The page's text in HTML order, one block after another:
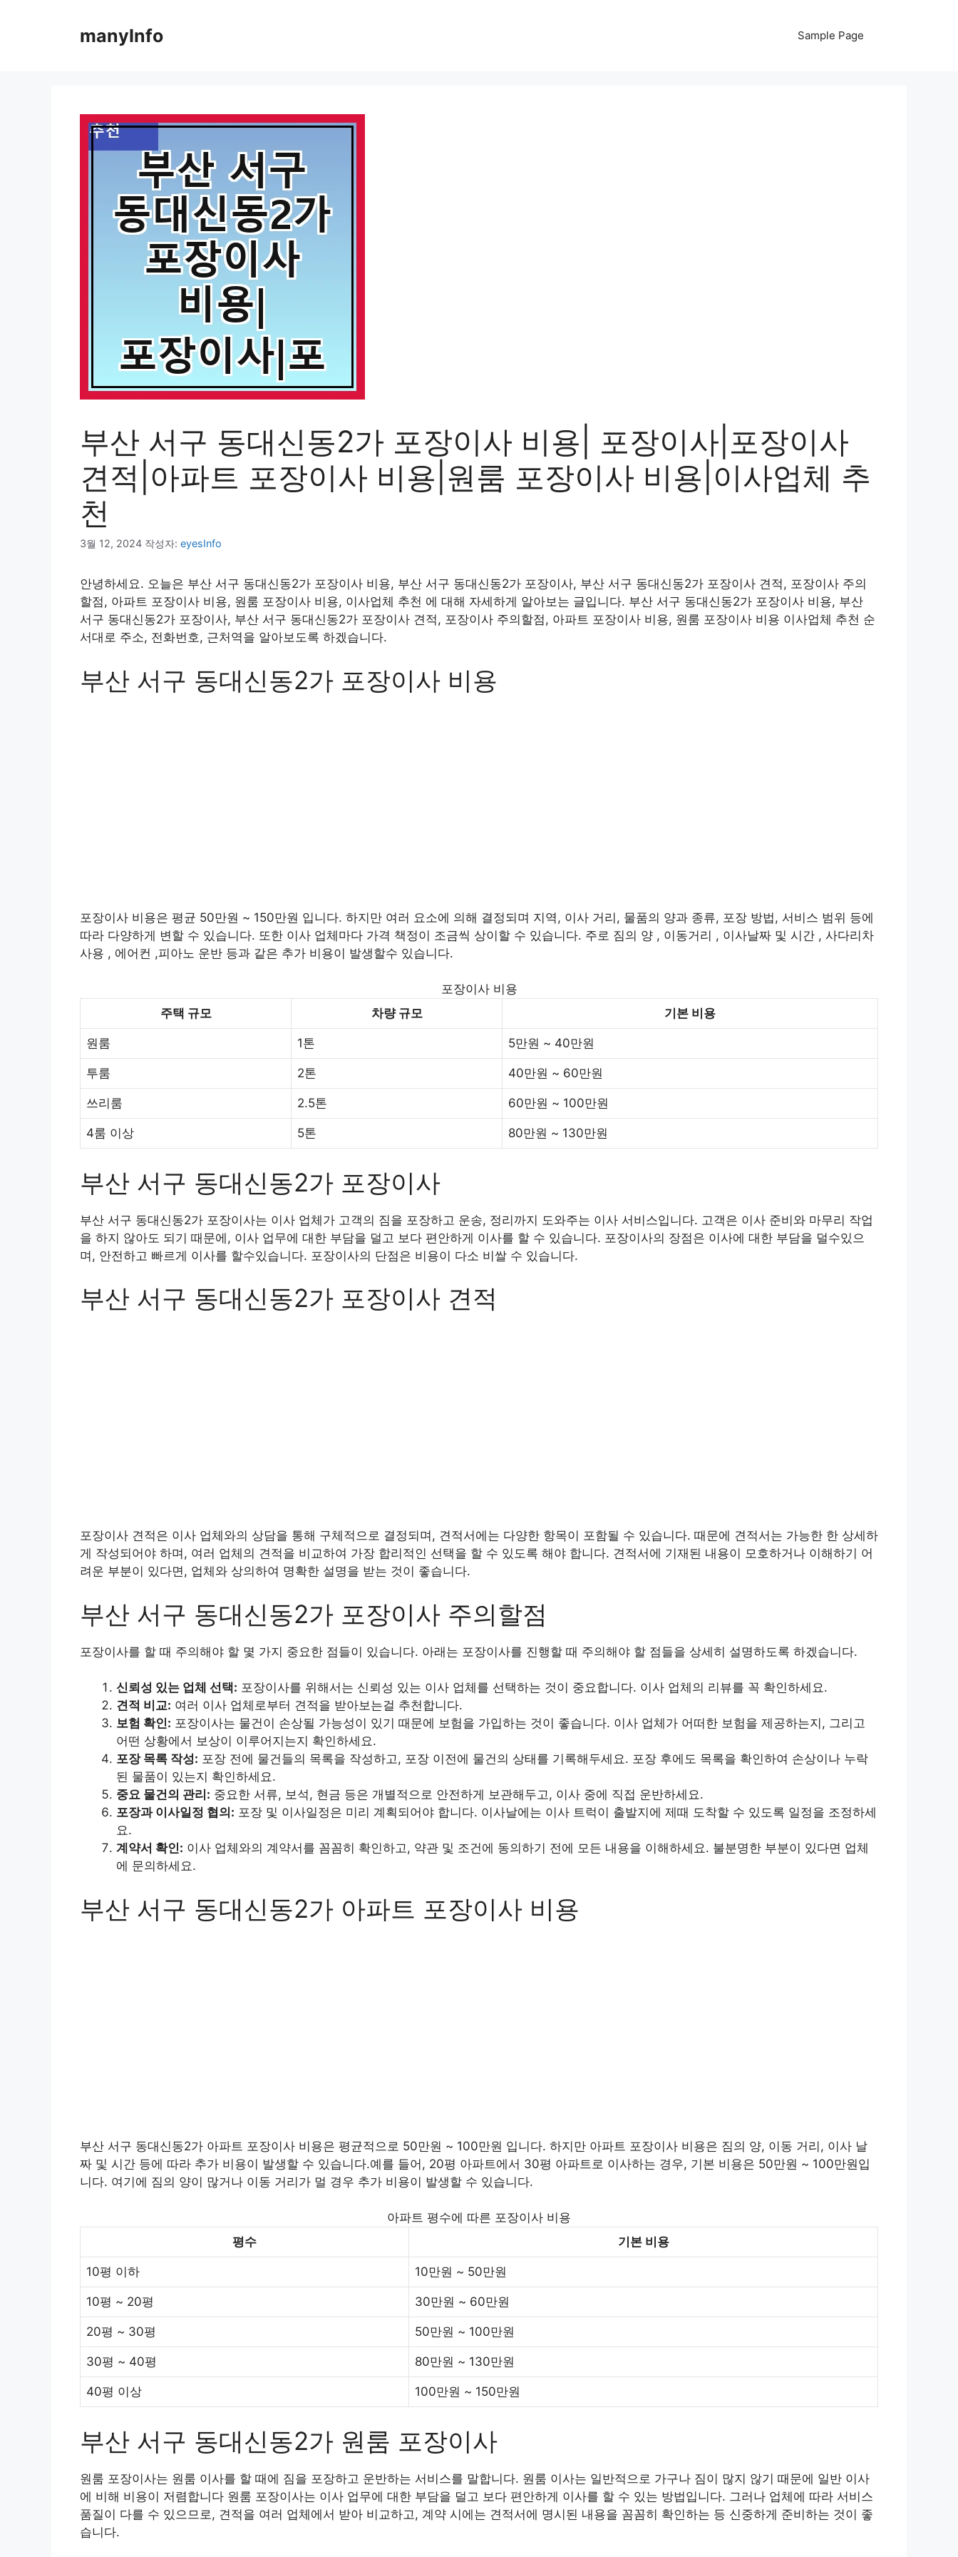
manyInfo Sample Page
부산 서구 동대신동2가 포장이사 비용| 포장이사|포장이사
견적|아파트 포장이사 비용|원룸 포장이사 비용|이사업체 추
천
3월 12, 2024 작성자: eyesInfo
안녕하세요. 오늘은 부산 서구 동대신동2가 포장이사 비용, 부산 서구 동대신동2가 포장이사, 부산 서구 동대신동2가 포장이사 견적, 포장이사 주의
할점, 아파트 포장이사 비용, 원룸 포장이사 비용, 이사업체 추천 에 대해 자세하게 알아보는 글입니다. 부산 서구 동대신동2가 포장이사 비용, 부산
서구 동대신동2가 포장이사, 부산 서구 동대신동2가 포장이사 견적, 포장이사 주의할점, 아파트 포장이사 비용, 원룸 포장이사 비용 이사업체 추천 순
서대로 주소, 전화번호, 근처역을 알아보도록 하겠습니다.
부산 서구 동대신동2가 포장이사 비용
포장이사 비용은 평균 50만원 ~ 150만원 입니다. 하지만 여러 요소에 의해 결정되며 지역, 이사 거리, 물품의 양과 종류, 포장 방법, 서비스 범위 등에
따라 다양하게 변할 수 있습니다. 또한 이사 업체마다 가격 책정이 조금씩 상이할 수 있습니다. 주로 짐의 양 , 이동거리 , 이사날짜 및 시간 , 사다리차
사용 , 에어컨 ,피아노 운반 등과 같은 추가 비용이 발생할수 있습니다.
포장이사 비용
주택 규모
차량 규모 기본 비용
원룸 1톤 5만원 ~ 40만원
투룸 2톤 40만원 ~ 60만원
쓰리룸 2.5톤 60만원 ~ 100만원
4룸 이상 5톤 80만원 ~ 130만원
부산 서구 동대신동2가 포장이사
부산 서구 동대신동2가 포장이사는 이사 업체가 고객의 짐을 포장하고 운송, 정리까지 도와주는 이사 서비스입니다. 고객은 이사 준비와 마무리 작업
을 하지 않아도 되기 때문에, 이사 업무에 대한 부담을 덜고 보다 편안하게 이사를 할 수 있습니다. 포장이사의 장점은 이사에 대한 부담을 덜수있으
며, 안전하고 빠르게 이사를 할수있습니다. 포장이사의 단점은 비용이 다소 비쌀 수 있습니다.
부산 서구 동대신동2가 포장이사 견적
포장이사 견적은 이사 업체와의 상담을 통해 구체적으로 결정되며, 견적서에는 다양한 항목이 포함될 수 있습니다. 때문에 견적서는 가능한 한 상세하
게 작성되어야 하며, 여러 업체의 견적을 비교하여 가장 합리적인 선택을 할 수 있도록 해야 합니다. 견적서에 기재된 내용이 모호하거나 이해하기 어
려운 부분이 있다면, 업체와 상의하여 명확한 설명을 받는 것이 좋습니다.
부산 서구 동대신동2가 포장이사 주의할점
포장이사를 할 때 주의해야 할 몇 가지 중요한 점들이 있습니다. 아래는 포장이사를 진행할 때 주의해야 할 점들을 상세히 설명하도록 하겠습니다.
신뢰성 있는 업체 선택: 포장이사를 위해서는 신뢰성 있는 이사 업체를 선택하는 것이 중요합니다. 이사 업체의 리뷰를 꼭 확인하세요.
견적 비교: 여러 이사 업체로부터 견적을 받아보는걸 추천합니다.
보험 확인: 포장이사는 물건이 손상될 가능성이 있기 때문에 보험을 가입하는 것이 좋습니다. 이사 업체가 어떠한 보험을 제공하는지, 그리고
어떤 상황에서 보상이 이루어지는지 확인하세요.
포장 목록 작성: 포장 전에 물건들의 목록을 작성하고, 포장 이전에 물건의 상태를 기록해두세요. 포장 후에도 목록을 확인하여 손상이나 누락
된 물품이 있는지 확인하세요.
중요 물건의 관리: 중요한 서류, 보석, 현금 등은 개별적으로 안전하게 보관해두고, 이사 중에 직접 운반하세요.
포장과 이사일정 협의: 포장 및 이사일정은 미리 계획되어야 합니다. 이사날에는 이사 트럭이 출발지에 제때 도착할 수 있도록 일정을 조정하세
요.
계약서 확인: 이사 업체와의 계약서를 꼼꼼히 확인하고, 약관 및 조건에 동의하기 전에 모든 내용을 이해하세요. 불분명한 부분이 있다면 업체
에 문의하세요.
부산 서구 동대신동2가 아파트 포장이사 비용
부산 서구 동대신동2가 아파트 포장이사 비용은 평균적으로 50만원 ~ 100만원 입니다. 하지만 아파트 포장이사 비용은 짐의 양, 이동 거리, 이사 날
짜 및 시간 등에 따라 추가 비용이 발생할 수 있습니다.예를 들어, 20평 아파트에서 30평 아파트로 이사하는 경우, 기본 비용은 50만원 ~ 100만원입
니다. 여기에 짐의 양이 많거나 이동 거리가 멀 경우 추가 비용이 발생할 수 있습니다.
아파트 평수에 따른 포장이사 비용
평수
기본 비용
10평 이하 10만원 ~ 50만원
10평 ~ 20평 30만원 ~ 60만원
20평 ~ 30평 50만원 ~ 100만원
30평 ~ 40평 80만원 ~ 130만원
40평 이상 100만원 ~ 150만원
부산 서구 동대신동2가 원룸 포장이사
원룸 포장이사는 원룸 이사를 할 때에 짐을 포장하고 운반하는 서비스를 말합니다. 원룸 이사는 일반적으로 가구나 짐이 많지 않기 때문에 일반 이사
에 비해 비용이 저렴합니다 원룸 포장이사는 이사 업무에 대한 부담을 덜고 보다 편안하게 이사를 할 수 있는 방법입니다. 그러나 업체에 따라 서비스
품질이 다를 수 있으므로, 견적을 여러 업체에서 받아 비교하고, 계약 시에는 견적서에 명시된 내용을 꼼꼼히 확인하는 등 신중하게 준비하는 것이 좋
습니다.